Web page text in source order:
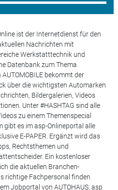
ist der Internetdienst für den
Nachrichten mit
Werkstatttechnik und
Datenbank zum Thema
AUTOMOBILE bekommt der
über die wichtigsten Automarken
Bildergalerien, Videos
Unter #HASHTAG sind alle
zu einem Themenspecial
gibt es im asp-Onlineportal alle
E-PAPER. Ergänzt wird das
Rechtsthemen und
Ein kostenloser
die aktuellen Branchen-
richtige Fachpersonal finden
Jobportal von AUTOHAUS, asp